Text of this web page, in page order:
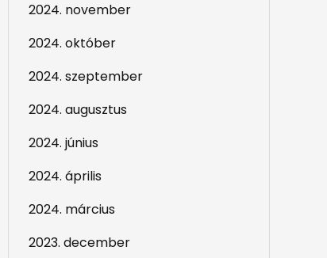
2024. november
2024. október
2024. szeptember
2024. augusztus
2024. június
2024. április
2024. március
2023. december